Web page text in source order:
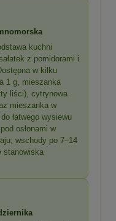
kuchni
z pomidorami i
w kilku
1 g, mieszanka
liści), cytrynowa
mieszanka w
łatwego wysiewu
osłonami w
wschody po 7–14
stanowiska